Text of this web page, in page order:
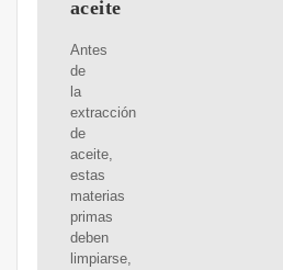
aceite
Antes
de
la
extracción
de
aceite,
estas
materias
primas
deben
limpiarse,